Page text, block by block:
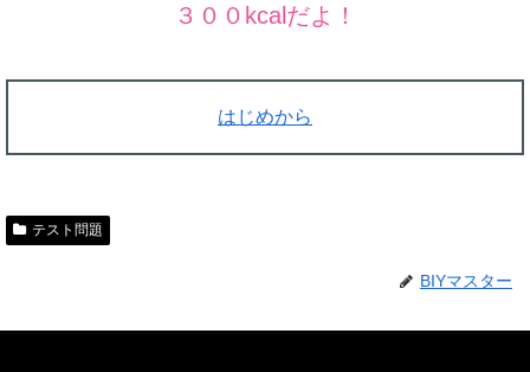
３００kcalだよ！
はじめから
テスト問題
BIYマスター